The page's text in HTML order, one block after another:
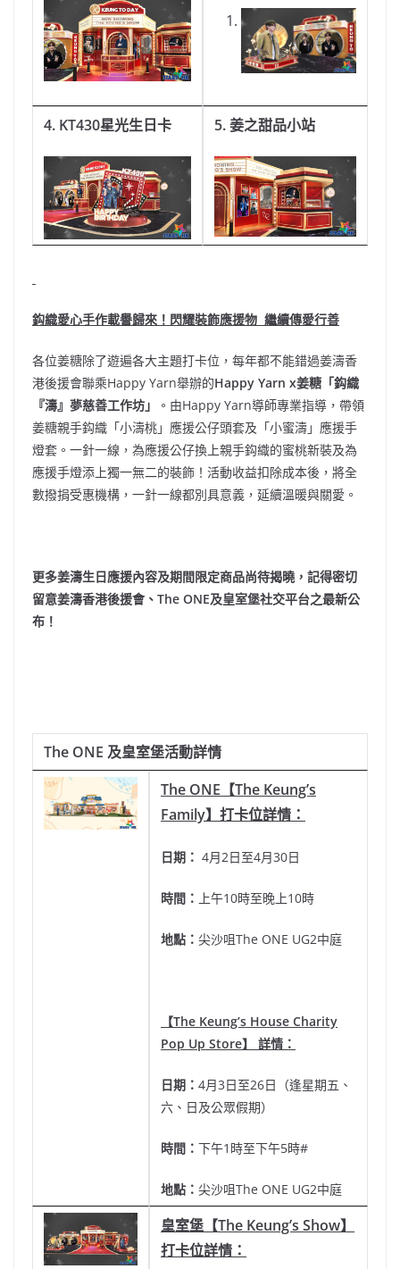
4. KT430星光生日卡 5. 姜之甜品小站
鈎織愛心手作載譽歸來！閃耀裝飾應援物 繼續傳愛行善
各位姜糖除了遊遍各大主題打卡位，每年都不能錯過姜濤香
港後援會聯乘Happy Yarn舉辦的Happy Yarn x姜糖「鈎織
『濤』夢慈善工作坊」
。由Happy Yarn導師專業指導，帶領
姜糖親手鈎織「小濤桃」應援公仔頭套及「小蜜濤」應援手
燈套。一針一線，為應援公仔換上親手鈎織的蜜桃新裝及為
應援手燈添上獨一無二的裝飾！活動收益扣除成本後，將全
數撥捐受惠機構，一針一線都別具意義，延續溫暖與關愛。
更多姜濤生日應援內容及期間限定商品尚待揭曉， 記得密切
留意姜濤香港後援會、 The ONE及皇室堡社交平台之最新公
布！
The ONE 及皇室堡活動詳情
The ONE 【The Keung’s
Family】打卡位詳情：
日期： 4月2日至4月30日
時間： 上午10時至晚上10時
地點： 尖沙咀The ONE UG2中庭
【The Keung’s House Charity
Pop Up Store】 詳情：
日期： 4月3日至26日（逢星期五、
六、日及公眾假期）
時間： 下午1時至下午5時#
地點： 尖沙咀The ONE UG2中庭
皇室堡【The Keung’s Show】
打卡位詳情：